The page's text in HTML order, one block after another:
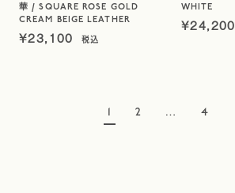
華 / SQUARE ROSE GOLD
CREAM BEIGE LEATHER
¥23,100
WHITE
¥24,200
1 2 … 4